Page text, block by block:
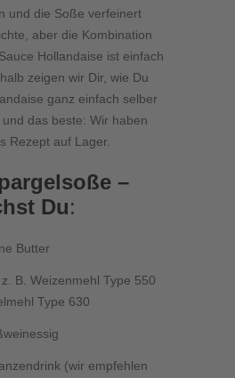
und die Soße verfeinert
aber die Kombination
Hollandaise ist einfach
zeigen wir Dir, wie Du
ganz einfach selber
das beste: Wir haben
Rezept auf Lager.
–
Du:
Butter
B. Weizenmehl Type 550
Type 630
(wir empfehlen